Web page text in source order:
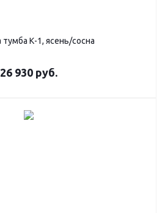
тумба К-1, ясень/сосна
26 930 руб.